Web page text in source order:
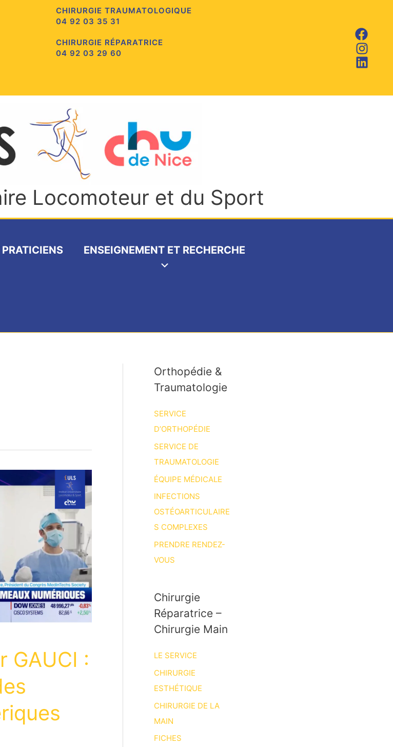
CHIRURGIE TRAUMATOLOGIQUE
04 92 03 35 31
CHIRURGIE RÉPARATRICE
04 92 03 29 60
Locomoteur et du Sport
ENSEIGNEMENT ET RECHERCHE
GAUCI :
Orthopédie &
Traumatologie
SERVICE
D’ORTHOPÉDIE
SERVICE DE
TRAUMATOLOGIE
ÉQUIPE MÉDICALE
INFECTIONS
OSTÉOARTICULAIRE
S COMPLEXES
PRENDRE RENDEZ-
VOUS
Chirurgie
Réparatrice –
Chirurgie Main
LE SERVICE
CHIRURGIE
ESTHÉTIQUE
CHIRURGIE DE LA
MAIN
FICHES